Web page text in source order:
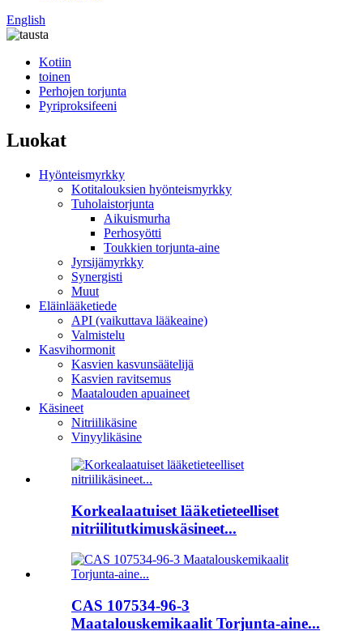
English
Kotiin
toinen
Perhojen torjunta
Pyriproksifeeni
Luokat
Hyönteismyrkky
Kotitalouksien hyönteismyrkky
Tuholaistorjunta
Aikuismurha
Perhosyötti
Toukkien torjunta-aine
Jyrsijämyrkky
Synergisti
Muut
Eläinlääketiede
API (vaikuttava lääkeaine)
Valmistelu
Kasvihormonit
Kasvien kasvunsäätelijä
Kasvien ravitsemus
Maatalouden apuaineet
Käsineet
Nitriilikäsine
Vinyylikäsine
Korkealaatuiset lääketieteelliset
nitriilitutkimuskäsineet...
CAS 107534-96-3
Maatalouskemikaalit Torjunta-aine...